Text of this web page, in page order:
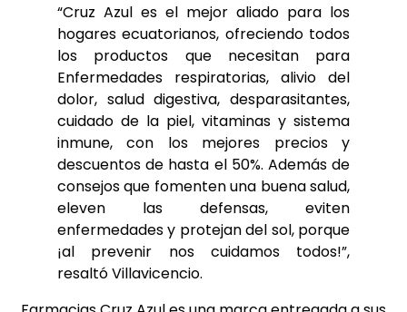
“Cruz Azul es el mejor aliado para los
hogares ecuatorianos, ofreciendo todos
los productos que necesitan para
Enfermedades respiratorias, alivio del
dolor, salud digestiva, desparasitantes,
cuidado de la piel, vitaminas y sistema
inmune, con los mejores precios y
descuentos de hasta el 50%. Además de
consejos que fomenten una buena salud,
eleven las defensas, eviten
enfermedades y protejan del sol, porque
¡al prevenir nos cuidamos todos!”,
resaltó Villavicencio.